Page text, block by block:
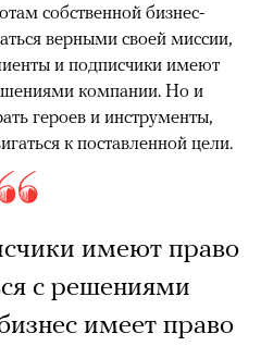
собственной бизнес-
верными своей миссии,
и подписчики имеют
компании. Но и
героев и инструменты,
к поставленной цели.
имеют право
с решениями
имеет право